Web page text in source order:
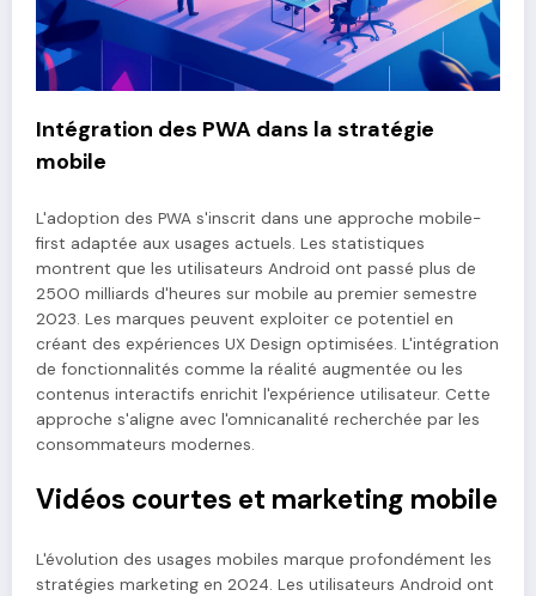
Intégration des PWA dans la stratégie
mobile
L'adoption des PWA s'inscrit dans une approche mobile-
first adaptée aux usages actuels. Les statistiques
montrent que les utilisateurs Android ont passé plus de
2500 milliards d'heures sur mobile au premier semestre
2023. Les marques peuvent exploiter ce potentiel en
créant des expériences UX Design optimisées. L'intégration
de fonctionnalités comme la réalité augmentée ou les
contenus interactifs enrichit l'expérience utilisateur. Cette
approche s'aligne avec l'omnicanalité recherchée par les
consommateurs modernes.
Vidéos courtes et marketing mobile
L'évolution des usages mobiles marque profondément les
stratégies marketing en 2024. Les utilisateurs Android ont